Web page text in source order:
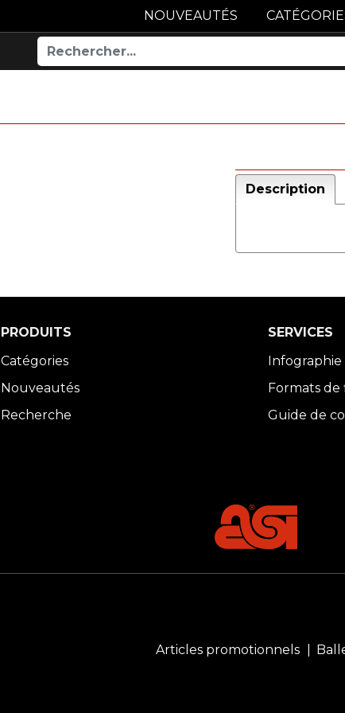
NOUVEAUTÉS
Description
PRODUITS
Catégories
Nouveautés
Recherche
SERVICES
Infographie
Formats de
Guide de
Articles promotionnels